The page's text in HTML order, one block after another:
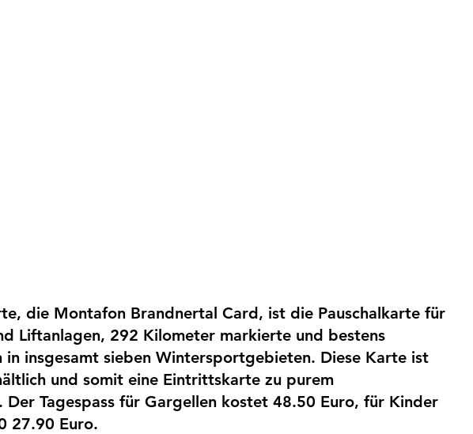
die Montafon Brandnertal Card, ist die Pauschalkarte für
Liftanlagen, 292 Kilometer markierte und bestens
in insgesamt sieben Wintersportgebieten. Diese Karte ist
und somit eine Eintrittskarte zu purem
Der Tagespass für Gargellen kostet 48.50 Euro, für Kinder
27.90 Euro.